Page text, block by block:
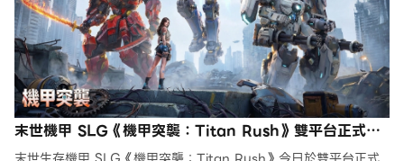
末世機甲 SLG《機甲突襲：Titan Rush》雙平台正式上
線